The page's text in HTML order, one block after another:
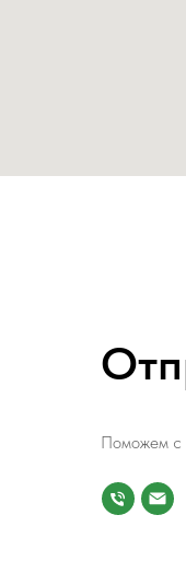
Поможем с